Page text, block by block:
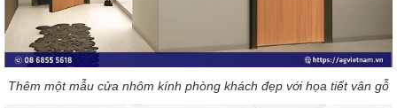
Thêm một mẫu cửa nhôm kính phòng khách đẹp với họa tiết vân gỗ